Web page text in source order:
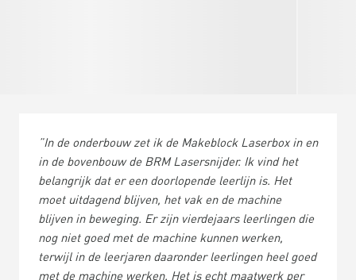
”In de onderbouw zet ik de Makeblock Laserbox in en
in de bovenbouw de BRM Lasersnijder. Ik vind het
belangrijk dat er een doorlopende leerlijn is. Het
moet uitdagend blijven, het vak en de machine
blijven in beweging. Er zijn vierdejaars leerlingen die
nog niet goed met de machine kunnen werken,
terwijl in de leerjaren daaronder leerlingen heel goed
met de machine werken. Het is echt maatwerk per